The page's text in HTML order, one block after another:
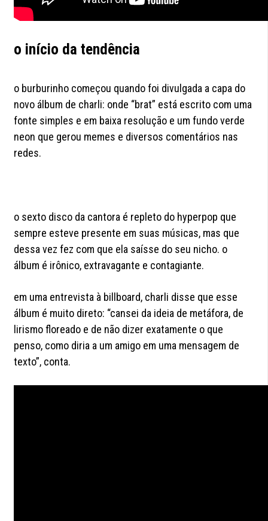
o início da tendência
o burburinho começou quando foi divulgada a capa do
novo álbum de charli: onde “brat” está escrito com uma
fonte simples e em baixa resolução e um fundo verde
neon que gerou memes e diversos comentários nas
redes.
o sexto disco da cantora é repleto do hyperpop que
sempre esteve presente em suas músicas, mas que
dessa vez fez com que ela saísse do seu nicho. o
álbum é irônico, extravagante e contagiante.
em uma entrevista à billboard, charli disse que esse
álbum é muito direto: “cansei da ideia de metáfora, de
lirismo floreado e de não dizer exatamente o que
penso, como diria a um amigo em uma mensagem de
texto”, conta.